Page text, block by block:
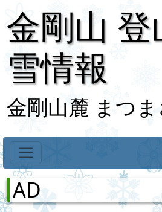
金剛山
雪情報
金剛山麓 まつま
AD